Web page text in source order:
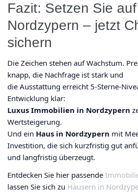
Fazit: Setzen Sie
Nordzypern – jetzt
sichern
Die Zeichen stehen auf Wachstum.
knapp, die Nachfrage ist stark und
die Ausstattung erreicht 5-Sterne-
Entwicklung klar:
Luxus Immobilien in Nordzypern
Wertsteigerung.
Und ein Haus in Nordzypern mit
Investition, die sich kurzfristig gut
und langfristig überzeugt.
Entdecken Sie hier passende
lassen Sie sich zu Häusern in